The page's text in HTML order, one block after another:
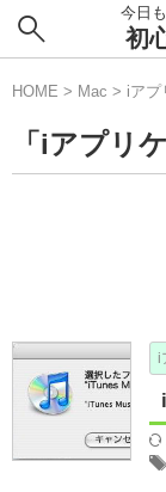
今日
初
HOME > Mac > iアプ
「iアプリ
i